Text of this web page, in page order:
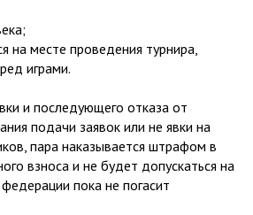
на месте проведения турнира,
играми.
и последующего отказа от
подачи заявок или не явки на
пара наказывается штрафом в
взноса и не будет допускаться на
пока не погасит